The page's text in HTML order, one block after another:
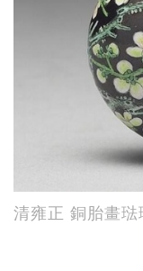
清雍正 銅胎畫